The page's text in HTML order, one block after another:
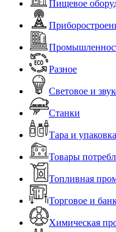
Пищевое
Разное
Световое и
Станки
Тара и упаковка
Товары
Топливная
Торговое и
Химическая